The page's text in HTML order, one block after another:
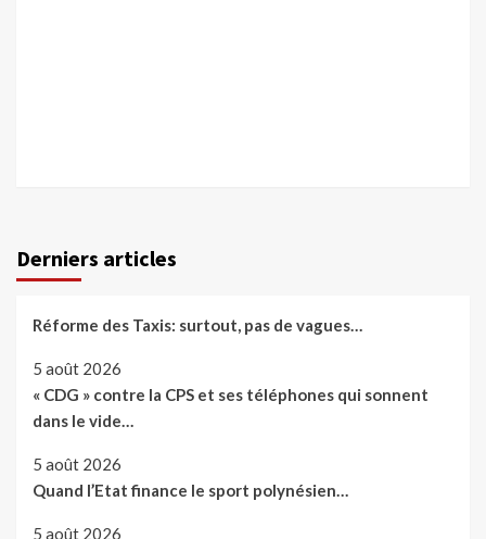
Derniers articles
Réforme des Taxis: surtout, pas de vagues…
5 août 2026
« CDG » contre la CPS et ses téléphones qui sonnent
dans le vide…
5 août 2026
Quand l’Etat finance le sport polynésien…
5 août 2026